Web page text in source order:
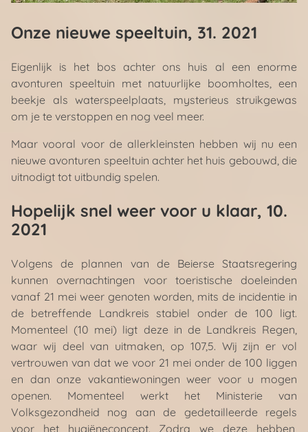
Onze nieuwe speeltuin, 31. 2021
Eigenlijk is het bos achter ons huis al een enorme
avonturen speeltuin met natuurlijke boomholtes, een
beekje als waterspeelplaats, mysterieus struikgewas
om je te verstoppen en nog veel meer.
Maar vooral voor de allerkleinsten hebben wij nu een
nieuwe avonturen speeltuin achter het huis gebouwd, die
uitnodigt tot uitbundig spelen.
Hopelijk snel weer voor u klaar, 10.
2021
Volgens de plannen van de Beierse Staatsregering
kunnen overnachtingen voor toeristische doeleinden
vanaf 21 mei weer genoten worden, mits de incidentie in
de betreffende Landkreis stabiel onder de 100 ligt.
Momenteel (10 mei) ligt deze in de Landkreis Regen,
waar wij deel van uitmaken, op 107,5. Wij zijn er vol
vertrouwen van dat we voor 21 mei onder de 100 liggen
en dan onze vakantiewoningen weer voor u mogen
openen. Momenteel werkt het Ministerie van
Volksgezondheid nog aan de gedetailleerde regels
voor het hygiëneconcept. Zodra we deze hebben,